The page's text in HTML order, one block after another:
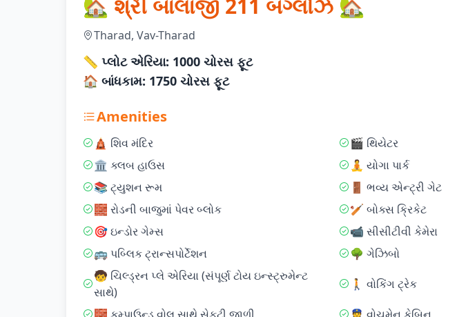
🏡 શ્રી બાલાજી 211 બંગ્લોઝ 🏡
Tharad, Vav-Tharad
📏 પ્લોટ એરિયા: 1000 ચોરસ ફૂટ
🏠 બાંધકામ: 1750 ચોરસ ફૂટ
Amenities
🛕 શિવ મંદિર 🎬 થિયેટર
🏛️ ક્લબ હાઉસ
🧘 યોગા પાર્ક
📚 ટ્યુશન રૂમ
🚪 ભવ્ય એન્ટ્રી ગેટ
🧱 રોડની બાજુમાં પેવર બ્લોક
🏏 બોક્સ ક્રિકેટ
🎯 ઇન્ડોર ગેમ્સ
📹 સીસીટીવી કેમેરા
🚌 પબ્લિક ટ્રાન્સપોર્ટેશન
🌳 ગેઝિબો
🧒 ચિલ્ડ્રન પ્લે એરિયા (સંપૂર્ણ ટોય ઇન્સ્ટ્રુમેન્ટ
સાથે)
🚶 વોકિંગ ટ્રેક